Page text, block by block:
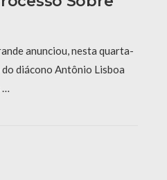
anunciou, nesta quarta-
diácono Antônio Lisboa
…